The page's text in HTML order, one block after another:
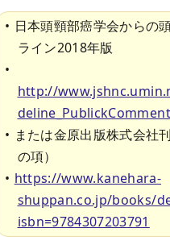
日本頭頸部癌学会からの
ライン2018年版
http://
または金原出版株式会社
の項）
https://www.kanehara-
shuppan.co.jp/books/
isbn=9784307203791